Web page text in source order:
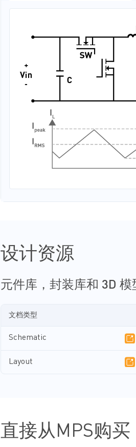
设计资源
元件库，封装库和 3D 模
文档类型
Schematic
Layout
直接从MPS购买